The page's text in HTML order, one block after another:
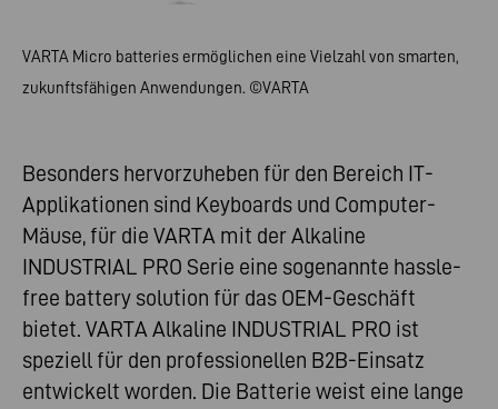
VARTA Micro batteries ermöglichen eine Vielzahl von smarten,
zukunftsfähigen Anwendungen. ©VARTA
Besonders hervorzuheben für den Bereich IT-
Applikationen sind Keyboards und Computer-
Mäuse, für die VARTA mit der Alkaline
INDUSTRIAL PRO Serie eine sogenannte hassle-
free battery solution für das OEM-Geschäft
bietet. VARTA Alkaline INDUSTRIAL PRO ist
speziell für den professionellen B2B-Einsatz
entwickelt worden. Die Batterie weist eine lange